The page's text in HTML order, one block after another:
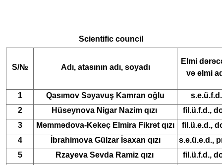
Scientific council
S/№ Adı, atasının adı, soyadı
Elmi
və elmi
1 Qasımov Səyavuş Kamran oğlu
s.e.ü.f.d.
2
Hüseynova Nigar Nazim qızı
fil.ü.f.d.,
3
Məmmədova-Kekeç Elmira Fikrət qızı
fil.ü.e.d.,
4
İbrahimova Gülzar İsaxan qızı
s.e.ü.e.d.,
5
Rzayeva Sevda Ramiz qızı
fil.ü.f.d.,